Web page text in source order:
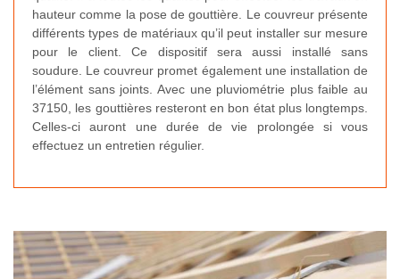
hauteur comme la pose de gouttière. Le couvreur présente
différents types de matériaux qu’il peut installer sur mesure
pour le client. Ce dispositif sera aussi installé sans
soudure. Le couvreur promet également une installation de
l’élément sans joints. Avec une pluviométrie plus faible au
37150, les gouttières resteront en bon état plus longtemps.
Celles-ci auront une durée de vie prolongée si vous
effectuez un entretien régulier.